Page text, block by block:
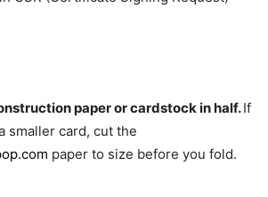
paper or cardstock in half.If
smaller card, cut the
paper to size before you fold.